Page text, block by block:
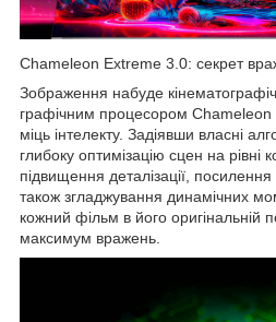
Chameleon Extreme 3.0: секрет
Зображення набуде
графічним процесором
міць інтелекту. Задіявши власні
глибоку оптимізацію сцен на рівні
підвищення деталізації,
також згладжування динамічних
кожний фільм в його оригінальній
максимум вражень.